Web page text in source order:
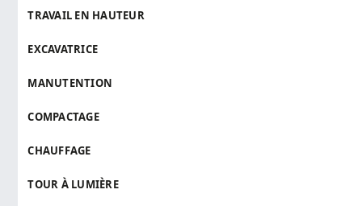
TRAVAIL EN HAUTEUR
EXCAVATRICE
MANUTENTION
COMPACTAGE
CHAUFFAGE
TOUR À LUMIÈRE